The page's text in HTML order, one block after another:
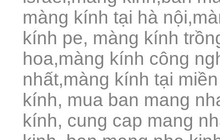
màng kính tại hà
kính pe, màng kính
hoa,màng kính công
nhất,màng kính tại
kính, mua ban mang
kính, cung cap mang